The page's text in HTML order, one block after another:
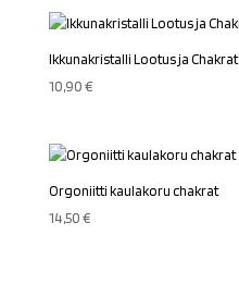
Ikkunakristalli Lootus ja Chakrat
10,90€
Orgoniitti kaulakoru chakrat
14,50€